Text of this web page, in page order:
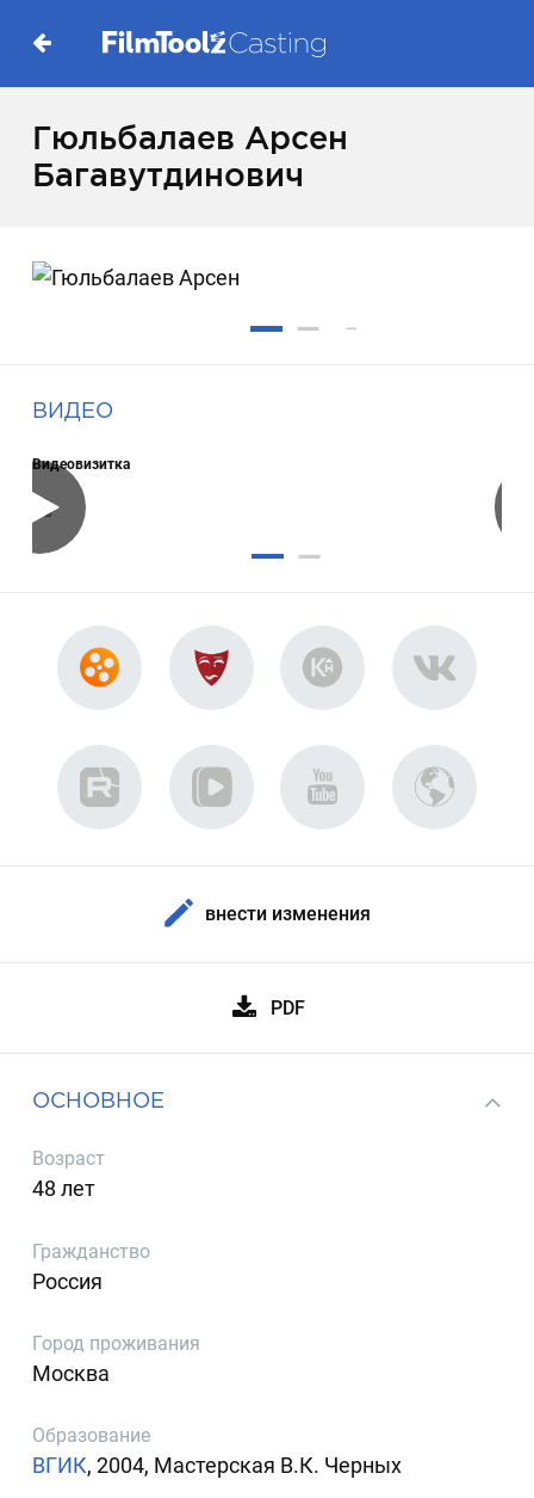
Гюльбалаев Арсен
Багавутдинович
ВИДЕО
Видеовизитка
внести изменения
PDF
ОСНОВНОЕ
Возраст
48 лет
Гражданство
Россия
Город проживания
Москва
Образование
ВГИК, 2004, Мастерская В.К. Черных